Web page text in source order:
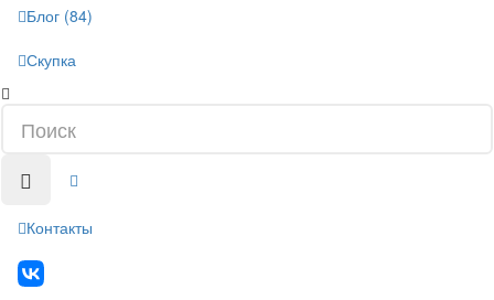
Блог (84)
Скупка
Контакты